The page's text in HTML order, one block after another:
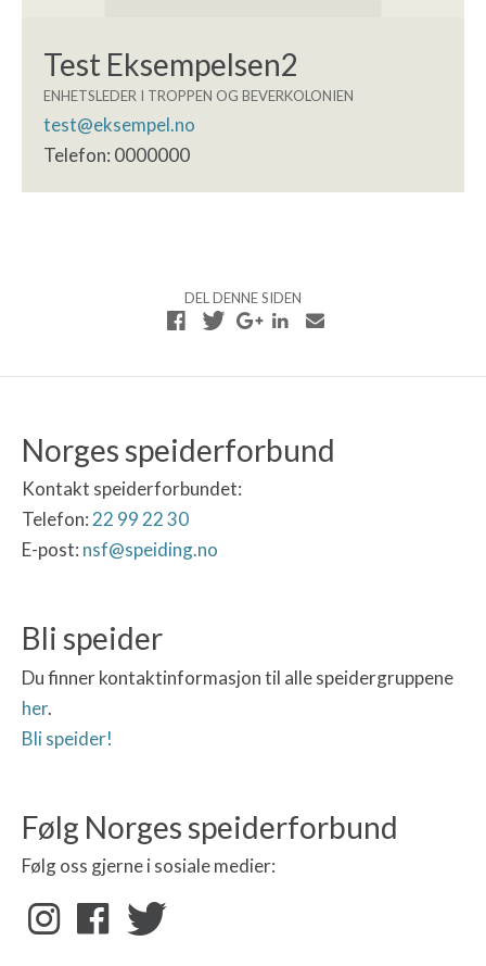
Test Eksempelsen2
ENHETSLEDER I TROPPEN OG BEVERKOLONIEN
test@eksempel.no
Telefon: 0000000
DEL DENNE SIDEN
Norges speiderforbund
Kontakt speiderforbundet:
Telefon: 22 99 22 30
E-post: nsf@speiding.no
Bli speider
Du finner kontaktinformasjon til alle speidergruppene
her.
Bli speider!
Følg Norges speiderforbund
Følg oss gjerne i sosiale medier: